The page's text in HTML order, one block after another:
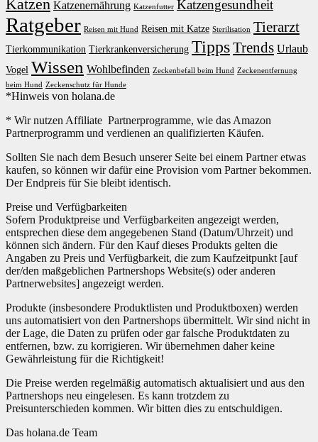
Katzen Katzenernährung Katzenfutter Katzengesundheit
Ratgeber Reisen mit Hund Reisen mit Katze Sterilisation Tierarzt
Tierkommunikation Tierkrankenversicherung TippsTrends Urlaub
Vogel Wissen Wohlbefinden Zeckenbefall beim Hund Zeckenentfernung
beim Hund Zeckenschutz für Hunde
*Hinweis von holana.de
* Wir nutzen Affiliate Partnerprogramme, wie das Amazon
Partnerprogramm und verdienen an qualifizierten Käufen.
Sollten Sie nach dem Besuch unserer Seite bei einem Partner etwas
kaufen, so können wir dafür eine Provision vom Partner bekommen.
Der Endpreis für Sie bleibt identisch.
Preise und Verfügbarkeiten
Sofern Produktpreise und Verfügbarkeiten angezeigt werden,
entsprechen diese dem angegebenen Stand (Datum/Uhrzeit) und
können sich ändern. Für den Kauf dieses Produkts gelten die
Angaben zu Preis und Verfügbarkeit, die zum Kaufzeitpunkt [auf
der/den maßgeblichen Partnershops Website(s) oder anderen
Partnerwebsites] angezeigt werden.
Produkte (insbesondere Produktlisten und Produktboxen) werden
uns automatisiert von den Partnershops übermittelt. Wir sind nicht in
der Lage, die Daten zu prüfen oder gar falsche Produktdaten zu
entfernen, bzw. zu korrigieren. Wir übernehmen daher keine
Gewährleistung für die Richtigkeit!
Die Preise werden regelmäßig automatisch aktualisiert und aus den
Partnershops neu eingelesen. Es kann trotzdem zu
Preisunterschieden kommen. Wir bitten dies zu entschuldigen.
Das holana.de Team